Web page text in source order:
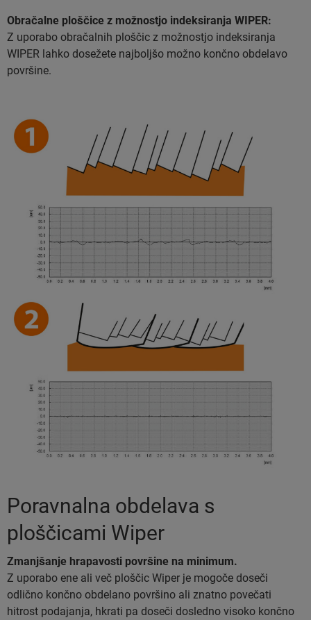
Obračalne ploščice z možnostjo indeksiranja WIPER:
Z uporabo obračalnih ploščic z možnostjo indeksiranja
WIPER lahko dosežete najboljšo možno končno obdelavo
površine.
Poravnalna obdelava s
ploščicami Wiper
Zmanjšanje hrapavosti površine na minimum.
Z uporabo ene ali več ploščic Wiper je mogoče doseči
odlično končno obdelano površino ali znatno povečati
hitrost podajanja, hkrati pa doseči dosledno visoko končno